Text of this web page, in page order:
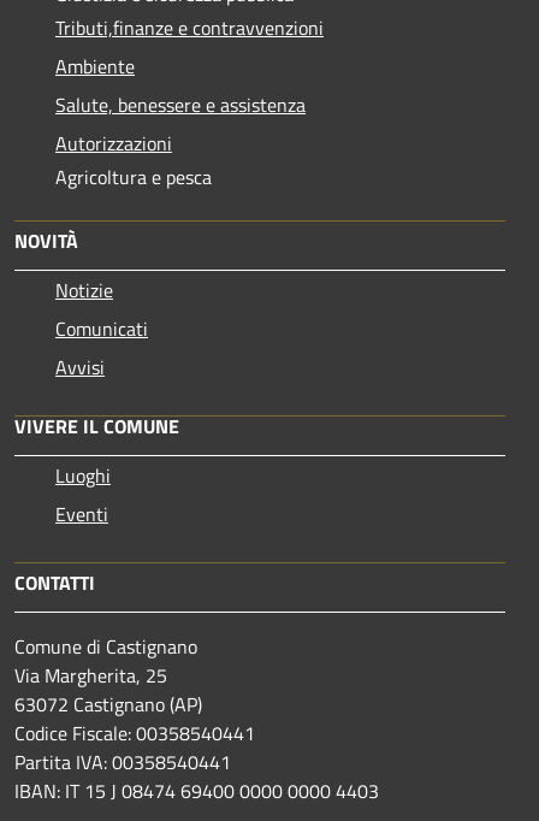
Tributi,finanze e contravvenzioni
Ambiente
Salute, benessere e assistenza
Autorizzazioni
Agricoltura e pesca
NOVITÀ
Notizie
Comunicati
Avvisi
VIVERE IL COMUNE
Luoghi
Eventi
CONTATTI
Comune di Castignano
Via Margherita, 25
63072 Castignano (AP)
Codice Fiscale: 00358540441
Partita IVA: 00358540441
IBAN: IT 15 J 08474 69400 0000 0000 4403